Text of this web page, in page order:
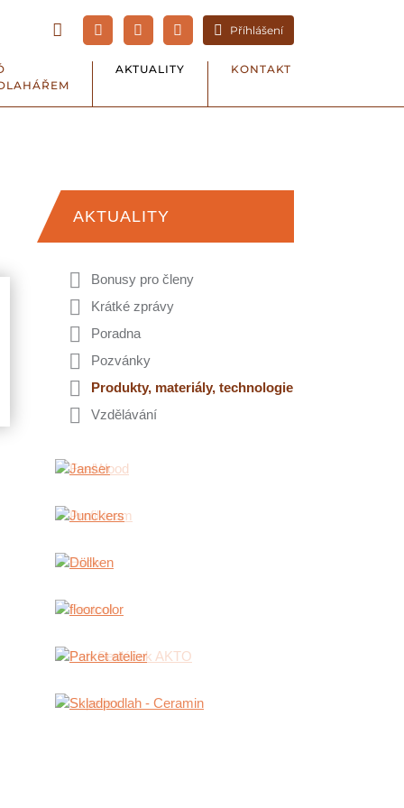
Příhlášení
AKTUALITY KONTAKT
AKTUALITY
Bonusy pro členy
Krátké zprávy
Poradna
Pozvánky
Produkty, materiály, technologie
Vzdělávání